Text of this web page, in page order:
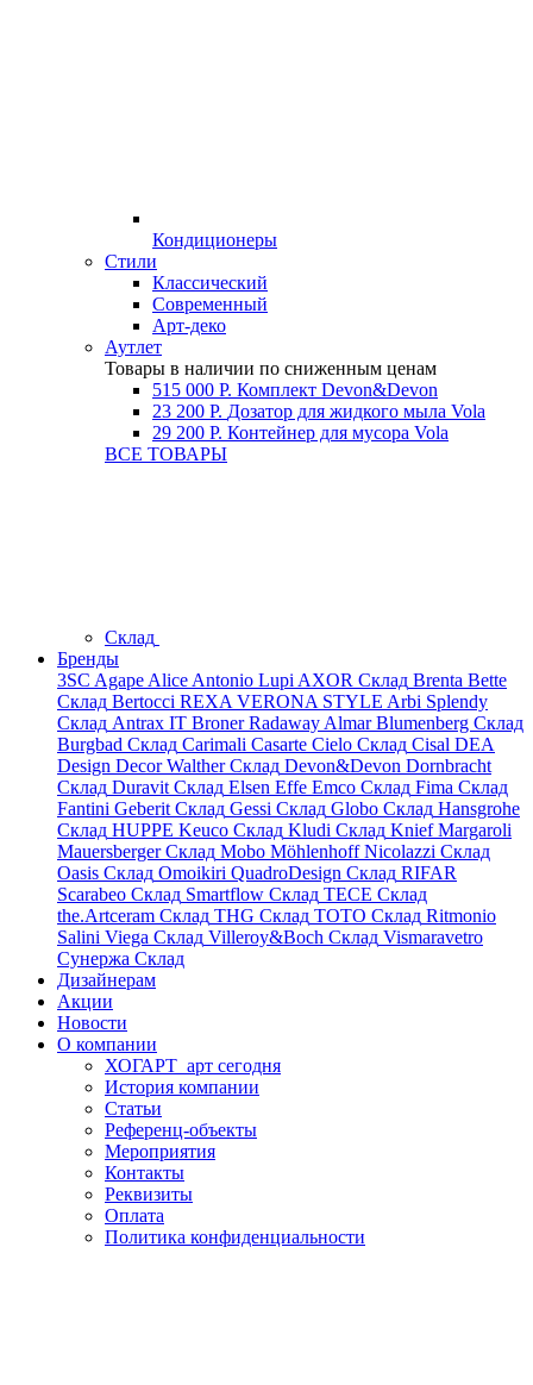
Кондиционеры
Стили
Классический
Современный
Арт-деко
Аутлет
Товары в наличии по сниженным ценам
515 000 Р. Комплект Devon&Devon
23 200 Р. Дозатор для жидкого мыла Vola
29 200 Р. Контейнер для мусора Vola
ВСЕ ТОВАРЫ
Склад
Бренды
3SC Agape Alice Antonio Lupi AXOR Склад Brenta Bette
Склад Bertocci REXA VERONA STYLE Arbi Splendy
Склад Antrax IT BronerRadaway AlmarBlumenberg Склад
Burgbad Склад Carimali Casarte Cielo Склад Cisal DEA
Design Decor WaltherСклад Devon&Devon Dornbracht
Склад Duravit Склад Elsen Effe Emco Склад Fima Склад
Fantini Geberit Склад Gessi Склад Globo Склад Hansgrohe
Склад HUPPE Keuco Склад Kludi Склад KniefMargaroli
MauersbergerСклад Mobo MöhlenhoffNicolazzi Склад
Oasis Склад Omoikiri QuadroDesign Склад RIFAR
Scarabeo Склад Smartflow Склад TECE Склад
the.Artceram Склад THG Склад TOTO Склад Ritmonio
Salini Viega Склад Villeroy&Boch Склад Vismaravetro
Сунержа Склад
Дизайнерам
Акции
Новости
О компании
ХОГАРТ_арт сегодня
История компании
Статьи
Референц-объекты
Мероприятия
Контакты
Реквизиты
Оплата
Политика конфиденциальности